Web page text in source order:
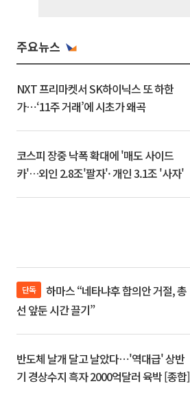
주요뉴스
NXT 프리마켓서 SK하이닉스 또 하한
가⋯‘11주 거래’에 시초가 왜곡
코스피 장중 낙폭 확대에 '매도 사이드
카'…외인 2.8조'팔자'· 개인 3.1조 '사자'
단독
선 앞둔 시간 끌기”
반도체 날개 달고 날았다⋯'역대급' 상반
기 경상수지 흑자 2000억달러 육박 [종합]